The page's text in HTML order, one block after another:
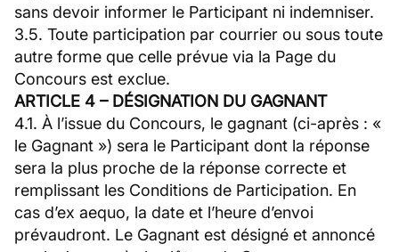
sans devoir informer le Participant ni indemniser.
3.5. Toute participation par courrier ou sous toute
autre forme que celle prévue via la Page du
Concours est exclue.
ARTICLE 4 – DÉSIGNATION DU GAGNANT
4.1. À l’issue du Concours, le gagnant (ci-après : «
le Gagnant ») sera le Participant dont la réponse
sera la plus proche de la réponse correcte et
remplissant les Conditions de Participation. En
cas d’ex aequo, la date et l’heure d’envoi
prévaudront. Le Gagnant est désigné et annoncé